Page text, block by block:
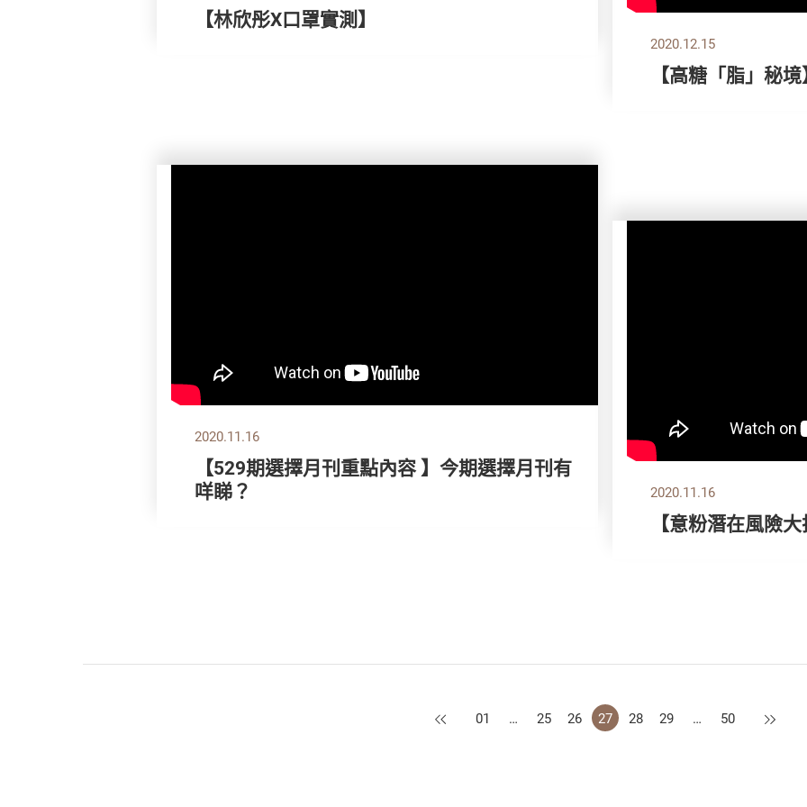
【林欣彤X口罩實測】
2020.12.15
【高糖「脂」秘
2020.11.16
【529期選擇月刊重點內容 】今期選擇月刊有
咩睇？
2020.11.16
【意粉潛在風險
上一頁
01 … 25 26 27 28 29 … 50 下一頁